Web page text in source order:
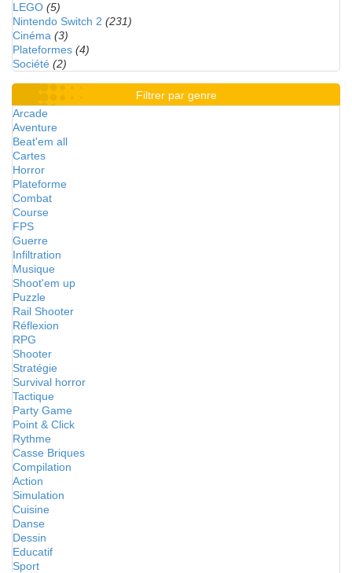
LEGO (5)
Nintendo Switch 2 (231)
Cinéma (3)
Plateformes (4)
Société (2)
Filtrer par genre
Arcade
Aventure
Beat'em all
Cartes
Horror
Plateforme
Combat
Course
FPS
Guerre
Infiltration
Musique
Shoot'em up
Puzzle
Rail Shooter
Réflexion
RPG
Shooter
Stratégie
Survival horror
Tactique
Party Game
Point & Click
Rythme
Casse Briques
Compilation
Action
Simulation
Cuisine
Danse
Dessin
Educatif
Sport